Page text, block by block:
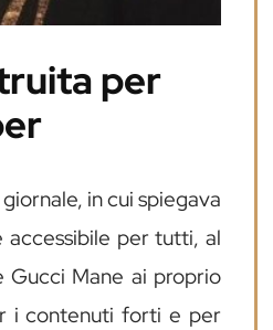
per
in cui spiegava
per tutti, al
Gucci Mane ai proprio
i contenuti forti e per